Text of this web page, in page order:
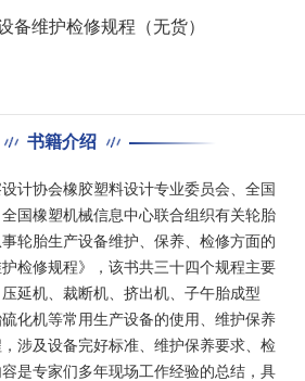
备维护检修规程（无货）
书籍介绍
协会橡胶塑料设计专业委员会、全国
国橡塑机械信息中心联合组织有关轮胎
轮胎生产设备维护、保养、检修方面的
检修规程》，该书共三十四个规程主要
延机、裁断机、挤出机、子午胎成型
化机等常用生产设备的使用、维护保养
涉及设备完好标准、维护保养要求、检
是专家们多年现场工作经验的总结，具